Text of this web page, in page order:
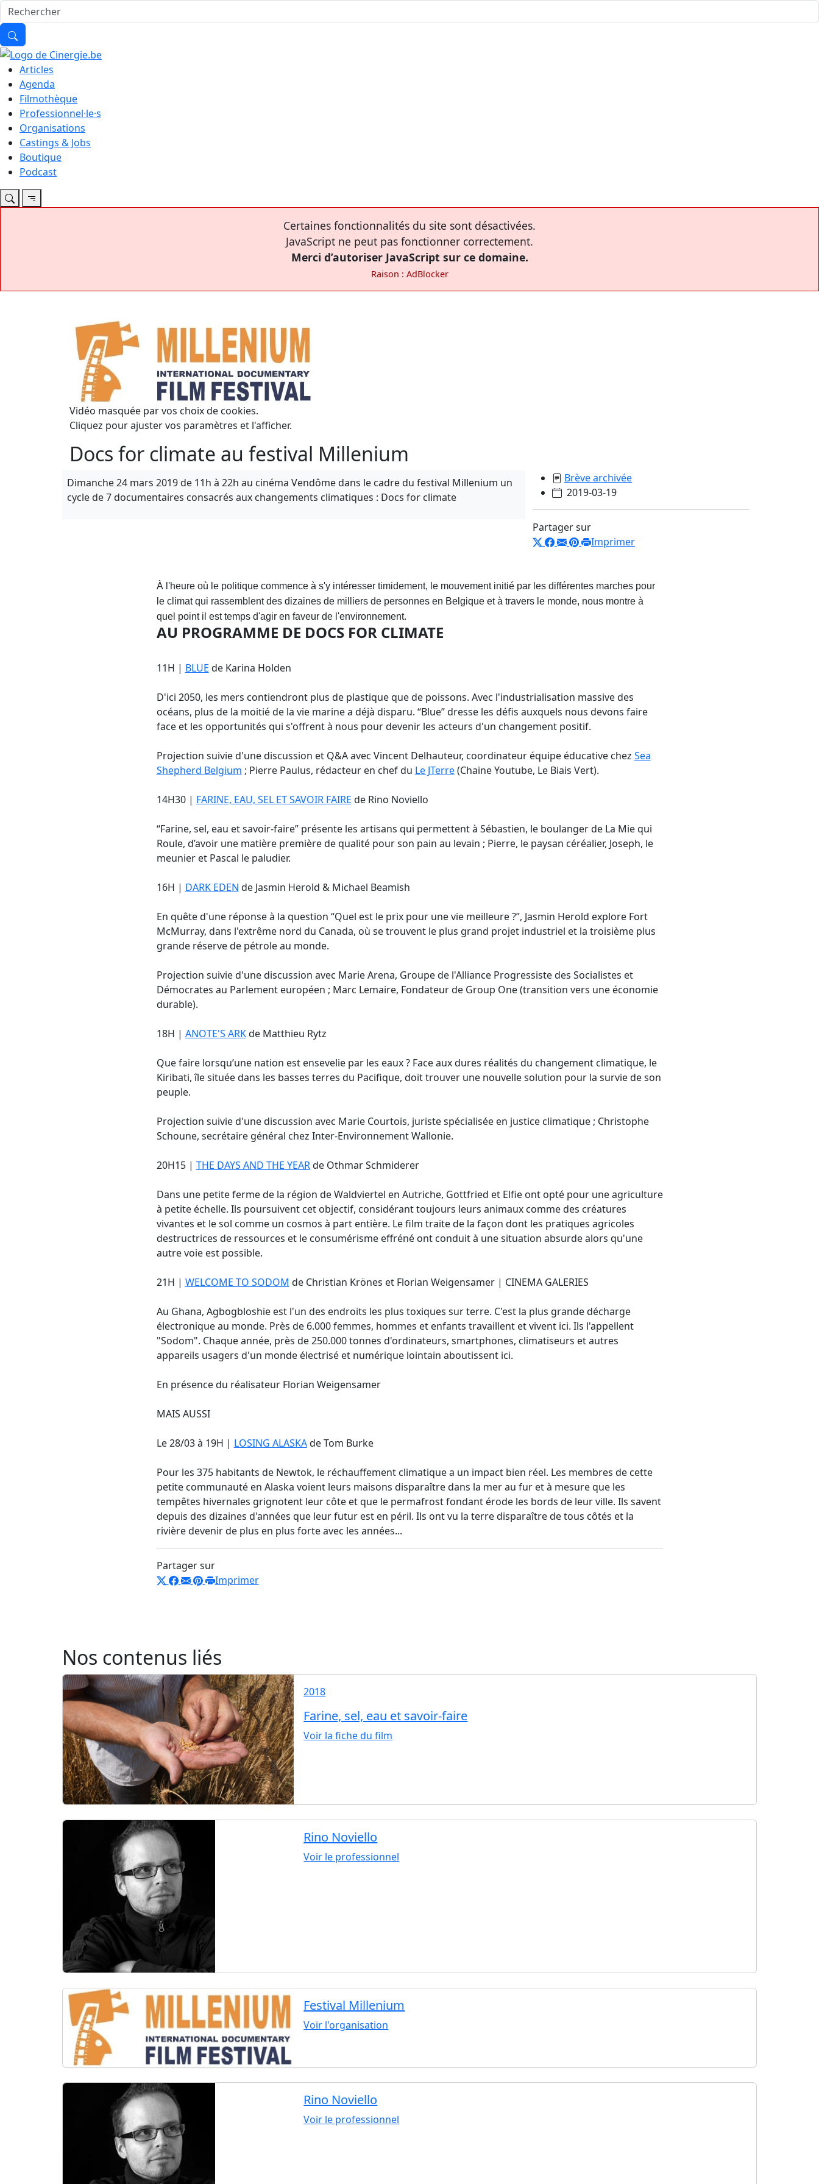
Articles
Agenda
Filmothèque
Professionnel·le·s
Organisations
Castings & Jobs
Boutique
Podcast
Certaines fonctionnalités du site sont désactivées.
JavaScript ne peut pas fonctionner correctement.
Merci d’autoriser JavaScript sur ce domaine.
Raison : AdBlocker
Vidéo masquée par vos choix de cookies.
Cliquez pour ajuster vos paramètres et l'afficher.
Docs for climate au festival Millenium
Dimanche 24 mars 2019 de 11h à 22h au cinéma Vendôme dans le cadre du festival Millenium un
cycle de 7 documentaires consacrés aux changements climatiques : Docs for climate
Brève archivée
2019-03-19
Partager sur
Imprimer
À l'heure où le politique commence à s'y intéresser timidement, le mouvement initié par les différentes marches pour
le climat qui rassemblent des dizaines de milliers de personnes en Belgique et à travers le monde, nous montre à
quel point il est temps d'agir en faveur de l'environnement.
AU PROGRAMME DE DOCS FOR CLIMATE
11H | BLUE de Karina Holden
D'ici 2050, les mers contiendront plus de plastique que de poissons. Avec l'industrialisation massive des
océans, plus de la moitié de la vie marine a déjà disparu. “Blue” dresse les défis auxquels nous devons faire
face et les opportunités qui s'offrent à nous pour devenir les acteurs d'un changement positif.
Projection suivie d'une discussion et Q&A avec Vincent Delhauteur, coordinateur équipe éducative chez Sea
Shepherd Belgium ; Pierre Paulus, rédacteur en chef du Le JTerre(Chaine Youtube, Le Biais Vert).
14H30 | FARINE, EAU, SEL ET SAVOIR FAIRE de Rino Noviello
“Farine, sel, eau et savoir-faire” présente les artisans qui permettent à Sébastien, le boulanger de La Mie qui
Roule, d’avoir une matière première de qualité pour son pain au levain ; Pierre, le paysan céréalier, Joseph, le
meunier et Pascal le paludier.
16H | DARK EDEN de Jasmin Herold & Michael Beamish
En quête d'une réponse à la question “Quel est le prix pour une vie meilleure ?”, Jasmin Herold explore Fort
McMurray, dans l'extrême nord du Canada, où se trouvent le plus grand projet industriel et la troisième plus
grande réserve de pétrole au monde.
Projection suivie d'une discussion avec Marie Arena, Groupe de l'Alliance Progressiste des Socialistes et
Démocrates au Parlement européen ; Marc Lemaire, Fondateur de Group One (transition vers une économie
durable).
18H | ANOTE'S ARKde Matthieu Rytz
Que faire lorsqu’une nation est ensevelie par les eaux ? Face aux dures réalités du changement climatique, le
Kiribati, île située dans les basses terres du Pacifique, doit trouver une nouvelle solution pour la survie de son
peuple.
Projection suivie d'une discussion avec Marie Courtois, juriste spécialisée en justice climatique ; Christophe
Schoune, secrétaire général chez Inter-Environnement Wallonie.
20H15 | THE DAYS AND THE YEARde Othmar Schmiderer
Dans une petite ferme de la région de Waldviertel en Autriche, Gottfried et Elfie ont opté pour une agriculture
à petite échelle. Ils poursuivent cet objectif, considérant toujours leurs animaux comme des créatures
vivantes et le sol comme un cosmos à part entière. Le film traite de la façon dont les pratiques agricoles
destructrices de ressources et le consumérisme effréné ont conduit à une situation absurde alors qu'une
autre voie est possible.
21H | WELCOME TO SODOM de Christian Krönes et Florian Weigensamer | CINEMA GALERIES
Au Ghana, Agbogbloshie est l'un des endroits les plus toxiques sur terre. C'est la plus grande décharge
électronique au monde. Près de 6.000 femmes, hommes et enfants travaillent et vivent ici. Ils l'appellent
"Sodom". Chaque année, près de 250.000 tonnes d'ordinateurs, smartphones, climatiseurs et autres
appareils usagers d'un monde électrisé et numérique lointain aboutissent ici.
En présence du réalisateur Florian Weigensamer
MAIS AUSSI
Le 28/03 à 19H | LOSING ALASKAde Tom Burke
Pour les 375 habitants de Newtok, le réchauffement climatique a un impact bien réel. Les membres de cette
petite communauté en Alaska voient leurs maisons disparaître dans la mer au fur et à mesure que les
tempêtes hivernales grignotent leur côte et que le permafrost fondant érode les bords de leur ville. Ils savent
depuis des dizaines d'années que leur futur est en péril. Ils ont vu la terre disparaître de tous côtés et la
rivière devenir de plus en plus forte avec les années...
Partager sur
Imprimer
Nos contenus liés
2018
Farine, sel, eau et savoir-faire
Voir la fiche du film
Rino Noviello
Voir le professionnel
Festival Millenium
Voir l'organisation
Rino Noviello
Voir le professionnel